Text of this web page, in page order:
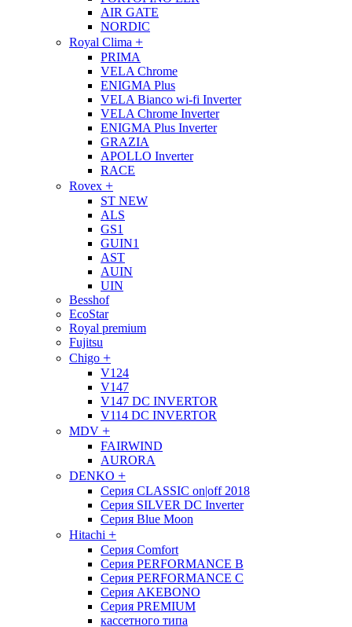
AIR GATE
NORDIC
Royal Clima +
PRIMA
VELA Chrome
ENIGMA Plus
VELA Bianco wi-fi Inverter
VELA Chrome Inverter
ENIGMA Plus Inverter
GRAZIA
APOLLO Inverter
RACE
Rovex +
ST NEW
ALS
GS1
GUIN1
AST
AUIN
UIN
Besshof
EcoStar
Royal premium
Fujitsu
Chigo +
V124
V147
V147 DC INVERTOR
V114 DC INVERTOR
MDV +
FAIRWIND
AURORA
DENKO +
Серия CLASSIC on|off 2018
Серия SILVER DC Inverter
Серия Blue Moon
Hitachi +
Cерия Comfort
Cерия PERFORMANCE B
Cерия PERFORMANCE С
Cерия AKEBONO
Cерия PREMIUM
кассетного типа